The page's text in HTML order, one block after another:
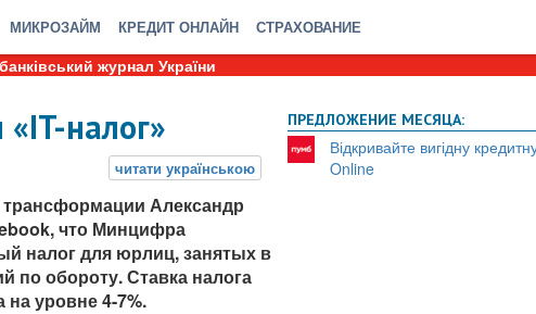
МИКРОЗАЙМ КРЕДИТ ОНЛАЙН СТРАХОВАНИЕ
журнал України
«IT-налог»
Александр
что Минцифра
налог для юрлиц, занятых в
по обороту. Ставка налога
уровне 4-7%.
ПРЕДЛОЖЕНИЕ МЕСЯЦА:
Відкривайте вигідну
Online